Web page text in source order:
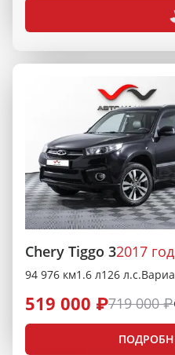
Chery Tiggo 32017
94 976 км1.6 л126 л.с.
519 000 ₽719 000 ₽